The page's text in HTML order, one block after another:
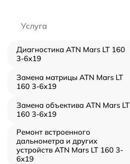
Услуга
Диагностика ATN Mars LT 160
3-6x19
Замена матрицы ATN Mars LT
160 3-6x19
Замена объектива ATN Mars LT
160 3-6x19
Ремонт встроенного
дальнометра и других
устройств ATN Mars LT 160 3-
6x19